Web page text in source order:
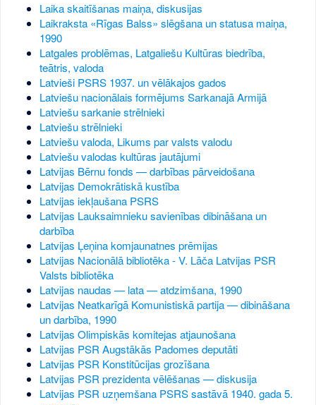
Laika skaitīšanas maiņa, diskusijas
Laikraksta «Rīgas Balss» slēgšana un statusa maiņa,
1990
Latgales problēmas, Latgaliešu Kultūras biedrība,
teātris, valoda
Latvieši PSRS 1937. un vēlākajos gados
Latviešu nacionālais formējums Sarkanajā Armijā
Latviešu sarkanie strēlnieki
Latviešu strēlnieki
Latviešu valoda, Likums par valsts valodu
Latviešu valodas kultūras jautājumi
Latvijas Bērnu fonds — darbības pārveidošana
Latvijas Demokrātiskā kustība
Latvijas iekļaušana PSRS
Latvijas Lauksaimnieku savienības dibināšana un
darbība
Latvijas Ļeņina komjaunatnes prēmijas
Latvijas Nacionālā bibliotēka - V. Lāča Latvijas PSR
Valsts bibliotēka
Latvijas naudas — lata — atdzimšana, 1990
Latvijas Neatkarīgā Komunistiskā partija — dibināšana
un darbība, 1990
Latvijas Olimpiskās komitejas atjaunošana
Latvijas PSR Augstākās Padomes deputāti
Latvijas PSR Konstitūcijas grozīšana
Latvijas PSR prezidenta vēlēšanas — diskusija
Latvijas PSR uzņemšana PSRS sastāvā 1940. gada 5.